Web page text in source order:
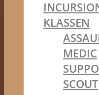
KLASSEN
MEDIC
SCOUT